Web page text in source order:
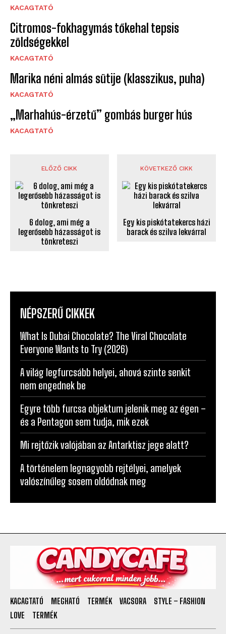
KACAGTATÓ
Citromos-fokhagymás tőkehal tepsis
zöldségekkel
KACAGTATÓ
Marika néni almás sütije (klasszikus, puha)
KACAGTATÓ
„Marhahús-érzetű” gombás burger hús
KACAGTATÓ
ELŐZŐ CIKK
6 dolog, ami még a
legerősebb házasságot is
tönkreteszi
KÖVETKEZŐ CIKK
Egy kis piskótatekercs házi
barack és szilva lekvárral
NÉPSZERŰ CIKKEK
What Is Dubai Chocolate? The Viral Chocolate
Everyone Wants to Try (2026)
A világ legfurcsább helyei, ahová szinte senkit
nem engednek be
Egyre több furcsa objektum jelenik meg az égen –
és a Pentagon sem tudja, mik ezek
Mi rejtőzik valójában az Antarktisz jege alatt?
A történelem legnagyobb rejtélyei, amelyek
valószínűleg sosem oldódnak meg
KACAGTATÓ MEGHATÓ TERMÉK VACSORA
STYLE – FASHION
LOVE
TERMÉK